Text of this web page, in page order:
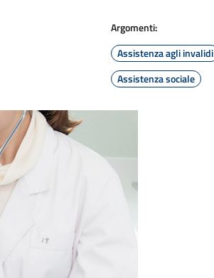
Argomenti:
Assistenza agli invalidi
Assistenza sociale